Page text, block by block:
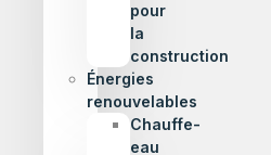
pour
la
construction
Énergies
renouvelables
Chauffe-
eau